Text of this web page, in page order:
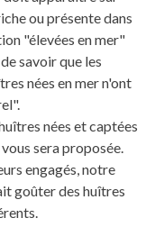
ou présente dans
"élevées en mer"
savoir que les
nées en mer n'ont
nées et captées
sera proposée.
engagés, notre
goûter des huîtres